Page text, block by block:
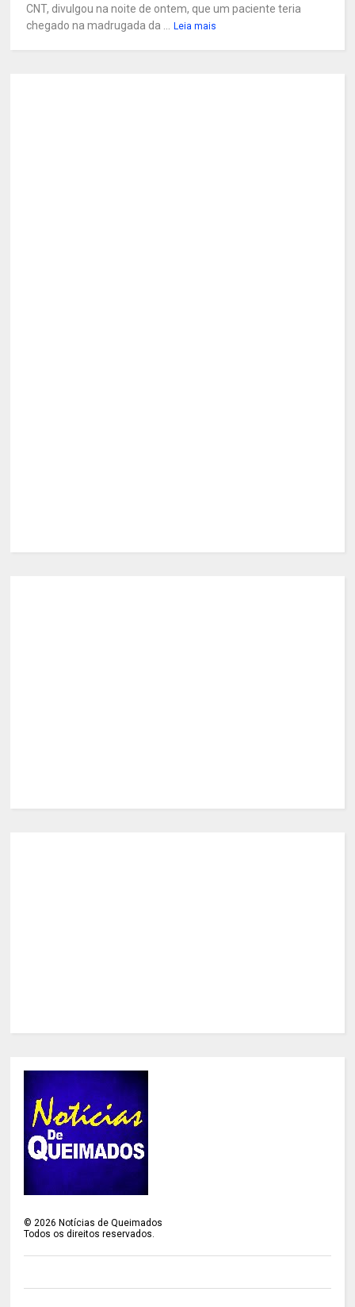
CNT, divulgou na noite de ontem, que um paciente teria
chegado na madrugada da ... Leia mais
©2026 Notícias de Queimados
Todos os direitos reservados.